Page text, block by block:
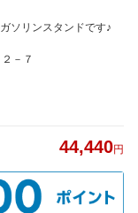
ソリンスタンドです♪
－７
44,440円